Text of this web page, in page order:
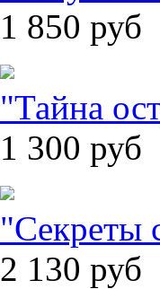
1 850 руб
"Тайна
1 300 руб
"Секреты
2 130 руб